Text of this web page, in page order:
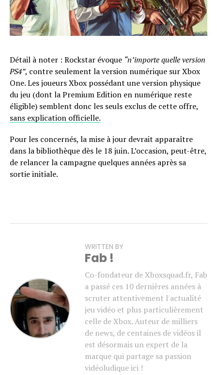
Détail à noter : Rockstar évoque “n’importe quelle version
PS4”, contre seulement la version numérique sur Xbox
One. Les joueurs Xbox possédant une version physique
du jeu (dont la Premium Edition en numérique reste
éligible) semblent donc les seuls exclus de cette offre,
sans explication officielle.
Pour les concernés, la mise à jour devrait apparaître
dans la bibliothèque dès le 18 juin. L’occasion, peut-être,
de relancer la campagne quelques années après sa
sortie initiale.
WRITTEN BY
Fab !
Co-fondateur de Xboxsquad.fr, Fab
a passé ces 10 dernières années à
scruter attentivement l'actualité
jeu vidéo et plus particulièrement
celle de Xbox. Auteur de milliers
de news, de centaines de vidéos il
est désormais un expert de la
marque qui partage sa passion
vidéoludique ici !